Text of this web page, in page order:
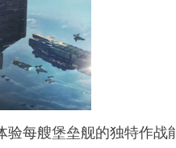
验每艘堡垒舰的独特作战